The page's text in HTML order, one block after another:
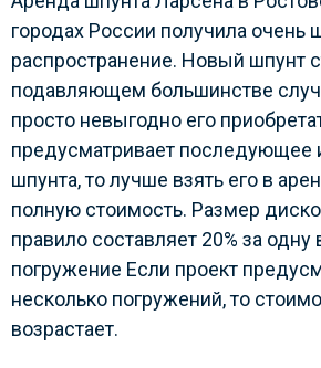
городах России получила очень
распространение. Новый шпунт
подавляющем большинстве
просто невыгодно его
предусматривает последующее
шпунта, то лучше взять его в
полную стоимость. Размер
правило составляет 20% за
погружение Если проект
несколько погружений, то
возрастает.